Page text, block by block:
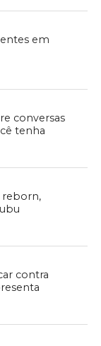
em
conversas
tenha
reborn,
contra